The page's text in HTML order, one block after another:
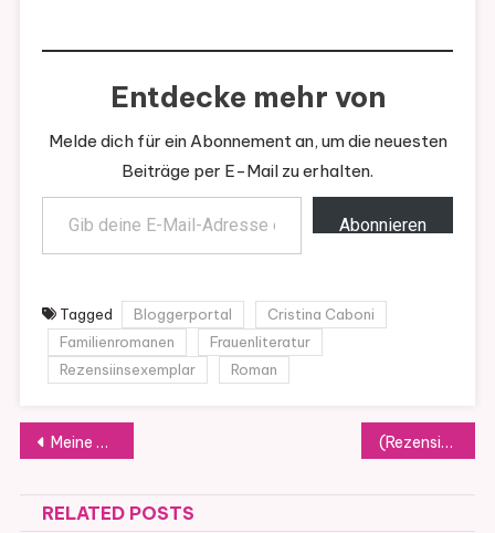
Entdecke mehr von
Melde dich für ein Abonnement an, um die neuesten
Beiträge per E-Mail zu erhalten.
Gib deine E-Mail-Adresse ein ...
Abonnieren
Tagged Bloggerportal
Cristina Caboni
Familienromanen
Frauenliteratur
Rezensiinsexemplar
Roman
Beitragsnavigation
Meine Woche (Rezension) Apfelmädchen von Tina N. Martin ( Band 1)
RELATED POSTS